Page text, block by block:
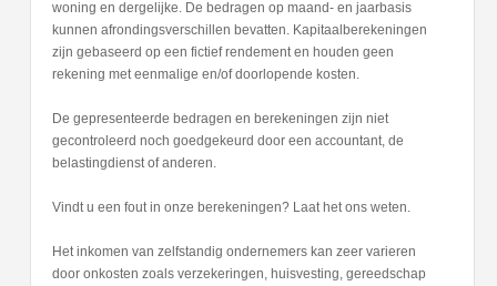
woning en dergelijke. De bedragen op maand- en jaarbasis
kunnen afrondingsverschillen bevatten. Kapitaalberekeningen
zijn gebaseerd op een fictief rendement en houden geen
rekening met eenmalige en/of doorlopende kosten.
De gepresenteerde bedragen en berekeningen zijn niet
gecontroleerd noch goedgekeurd door een accountant, de
belastingdienst of anderen.
Vindt u een fout in onze berekeningen? Laat het ons weten.
Het inkomen van zelfstandig ondernemers kan zeer varieren
door onkosten zoals verzekeringen, huisvesting, gereedschap